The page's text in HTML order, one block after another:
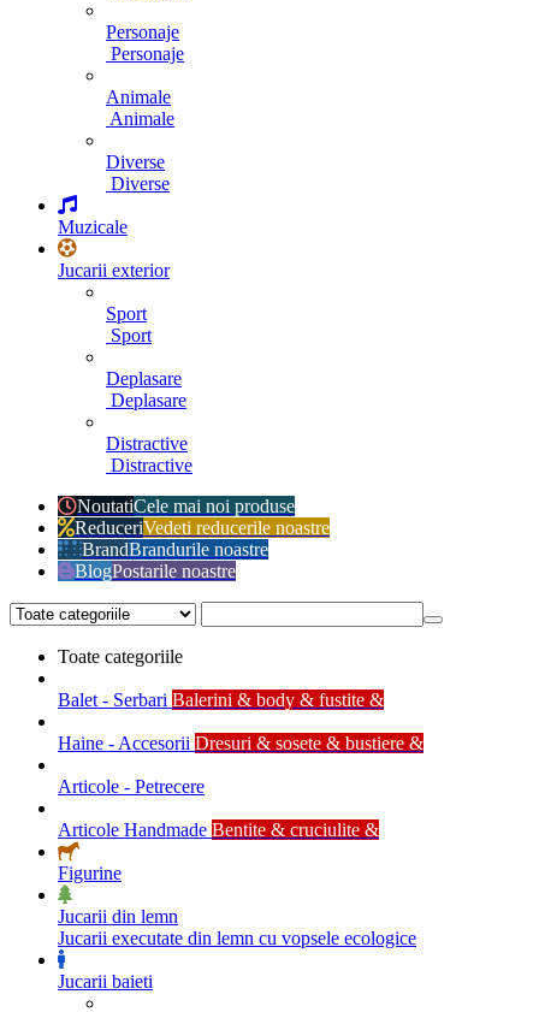
Personaje
Personaje
Animale
Animale
Diverse
Diverse
Muzicale
Jucarii exterior
Sport
Sport
Deplasare
Deplasare
Distractive
Distractive
NoutatiCele mai noi produse
ReduceriVedeti reducerile noastre
BrandBrandurile noastre
BlogPostarile noastre
Toate categoriile
Balet - Serbari Balerini & body & fustite &
Haine - Accesorii Dresuri & sosete & bustiere &
Articole - Petrecere
Articole Handmade Bentite & cruciulite &
Figurine
Jucarii din lemn
Jucarii executate din lemn cu vopsele ecologice
Jucarii baieti